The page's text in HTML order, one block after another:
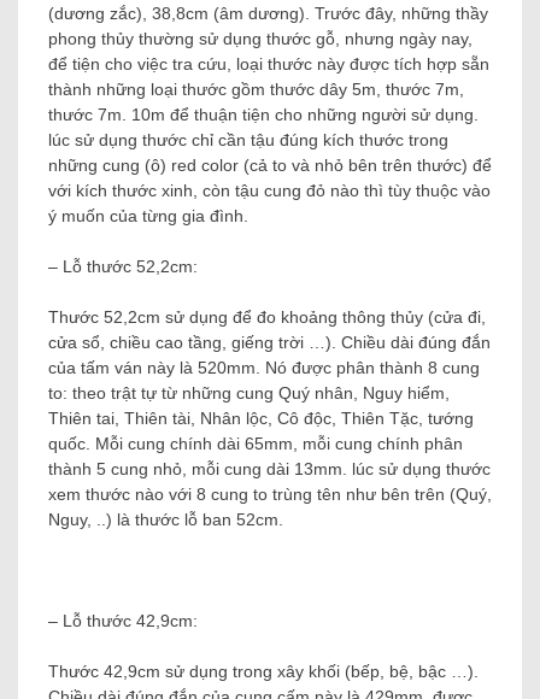
(dương zắc), 38,8cm (âm dương). Trước đây, những thầy
phong thủy thường sử dụng thước gỗ, nhưng ngày nay,
để tiện cho việc tra cứu, loại thước này được tích hợp sẵn
thành những loại thước gồm thước dây 5m, thước 7m,
thước 7m. 10m để thuận tiện cho những người sử dụng.
lúc sử dụng thước chỉ cần tậu đúng kích thước trong
những cung (ô) red color (cả to và nhỏ bên trên thước) để
với kích thước xinh, còn tậu cung đỏ nào thì tùy thuộc vào
ý muốn của từng gia đình.
– Lỗ thước 52,2cm:
Thước 52,2cm sử dụng để đo khoảng thông thủy (cửa đi,
cửa sổ, chiều cao tầng, giếng trời …). Chiều dài đúng đắn
của tấm ván này là 520mm. Nó được phân thành 8 cung
to: theo trật tự từ những cung Quý nhân, Nguy hiểm,
Thiên tai, Thiên tài, Nhân lộc, Cô độc, Thiên Tặc, tướng
quốc. Mỗi cung chính dài 65mm, mỗi cung chính phân
thành 5 cung nhỏ, mỗi cung dài 13mm. lúc sử dụng thước
xem thước nào với 8 cung to trùng tên như bên trên (Quý,
Nguy, ..) là thước lỗ ban 52cm.
– Lỗ thước 42,9cm:
Thước 42,9cm sử dụng trong xây khối (bếp, bệ, bậc …).